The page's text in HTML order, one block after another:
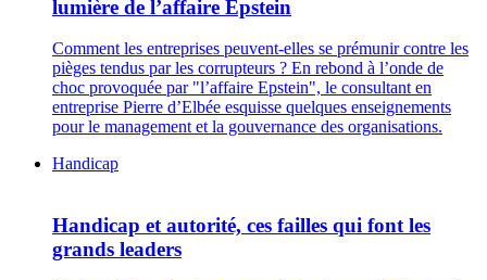
lumière de l’affaire Epstein
Comment les entreprises peuvent-elles se prémunir contre les
pièges tendus par les corrupteurs ? En rebond à l’onde de
choc provoquée par "l’affaire Epstein", le consultant en
entreprise Pierre d’Elbée esquisse quelques enseignements
pour le management et la gouvernance des organisations.
Handicap
Handicap et autorité, ces failles qui font les
grands leaders